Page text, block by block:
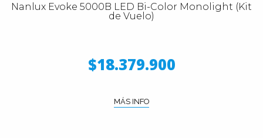
Nanlux Evoke 5000B LED Bi-Color Monolight (Kit
de Vuelo)
$18.379.900
MÁS INFO